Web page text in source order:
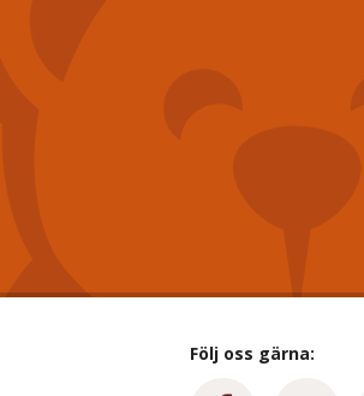
Följ oss gärna: